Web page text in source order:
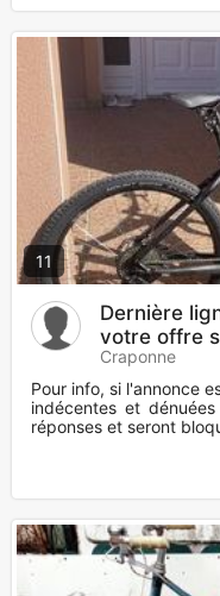
11
Dernière
votre offre
Craponne
Pour info, si l'annonce
indécentes et
réponses et seront